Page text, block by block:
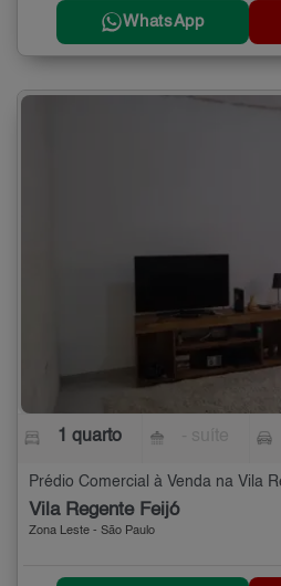
WhatsApp
1 quarto
Vila Regente Feijó
Zona Leste - São Paulo